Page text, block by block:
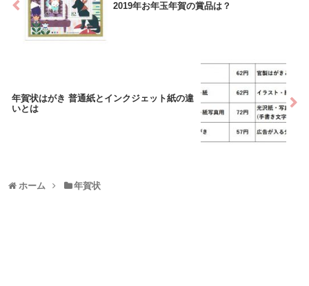
2019年お年玉年賀の賞品は？
年賀状はがき 普通紙とインクジェット紙の違
いとは
ホーム 年賀状